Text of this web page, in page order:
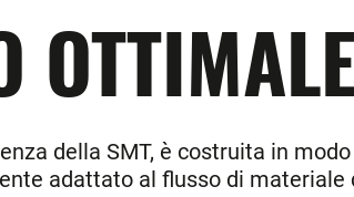
della SMT, è costruita in
adattato al flusso di